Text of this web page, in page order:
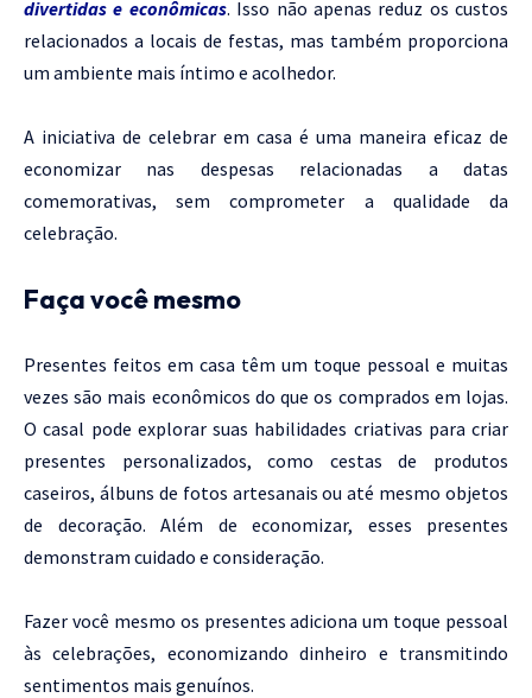
divertidas e econômicas. Isso não apenas reduz os custos
relacionados a locais de festas, mas também proporciona
um ambiente mais íntimo e acolhedor.
A iniciativa de celebrar em casa é uma maneira eficaz de
economizar nas despesas relacionadas a datas
comemorativas, sem comprometer a qualidade da
celebração.
Faça você mesmo
Presentes feitos em casa têm um toque pessoal e muitas
vezes são mais econômicos do que os comprados em lojas.
O casal pode explorar suas habilidades criativas para criar
presentes personalizados, como cestas de produtos
caseiros, álbuns de fotos artesanais ou até mesmo objetos
de decoração. Além de economizar, esses presentes
demonstram cuidado e consideração.
Fazer você mesmo os presentes adiciona um toque pessoal
às celebrações, economizando dinheiro e transmitindo
sentimentos mais genuínos.